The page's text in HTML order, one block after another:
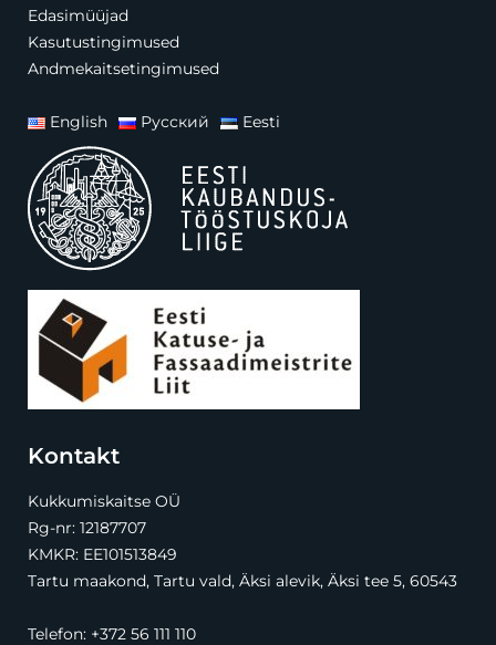
Edasimüüjad
Kasutustingimused
Andmekaitsetingimused
English Русский Eesti
Kontakt
Kukkumiskaitse OÜ
Rg-nr: 12187707
KMKR: EE101513849
Tartu maakond, Tartu vald, Äksi alevik, Äksi tee 5, 60543
Telefon: +372 56 111 110